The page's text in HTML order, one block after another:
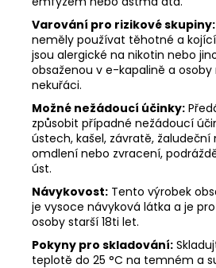
Varování pro rizikové skupiny:
neměly používat těhotné a
jsou alergické na nikotin nebo
obsaženou v e-kapalině a osoby
nekuřáci.
Možné nežádoucí účinky:
způsobit případné nežádoucí
ústech, kašel, závratě,
omdlení nebo zvracení,
úst.
Návykovost: Tento výrobek
je vysoce návyková látka a je
osoby starší 18ti let.
Pokyny pro skladování:
teplotě do 25 °C na temném a